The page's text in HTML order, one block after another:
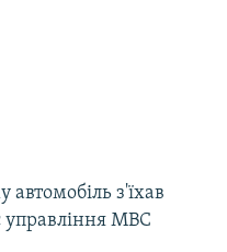
з'їхав
управління МВС